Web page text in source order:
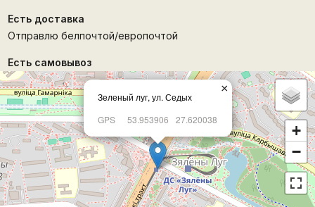
Есть доставка
Отправлю белпочтой/европочтой
Есть самовывоз
Зеленый луг, ул. Седых
GPS
53.953906 27.620038
×
+
−